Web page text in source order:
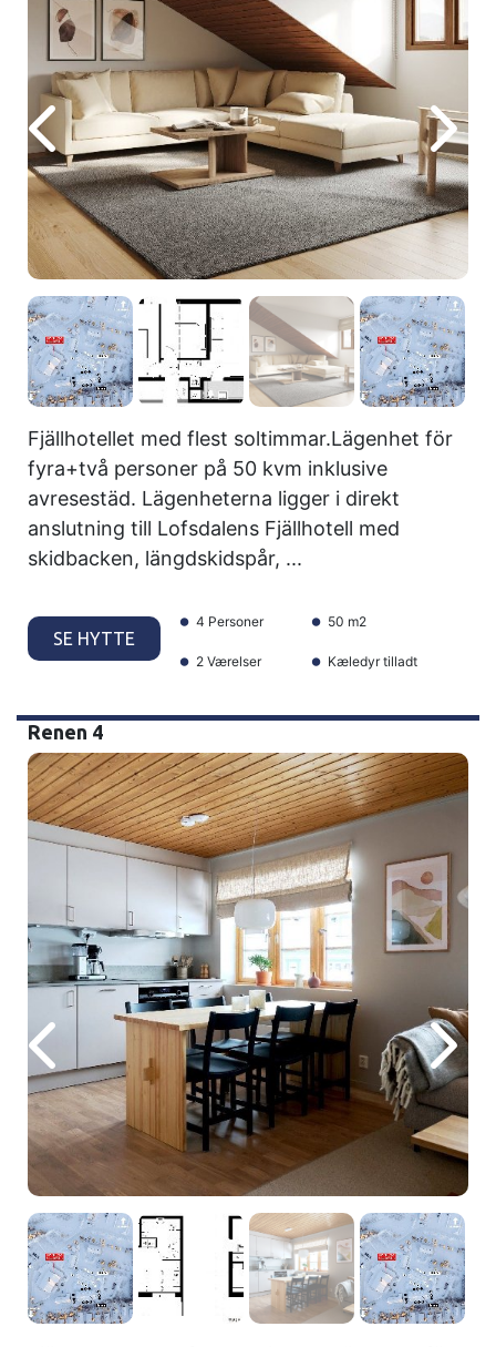
Fjällhotellet med flest soltimmar.Lägenhet för
fyra+två personer på 50 kvm inklusive
avresestäd. Lägenheterna ligger i direkt
anslutning till Lofsdalens Fjällhotell med
skidbacken, längdskidspår, ...
SE HYTTE
4 Personer 50 m2
2 Værelser Kæledyr tilladt
Renen 4